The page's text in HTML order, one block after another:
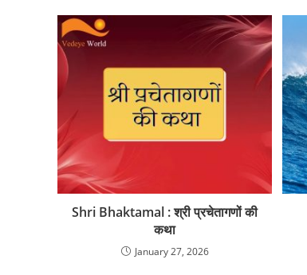
Shri Bhaktamal : श्री प्रचेतागणों की
कथा
January 27, 2026